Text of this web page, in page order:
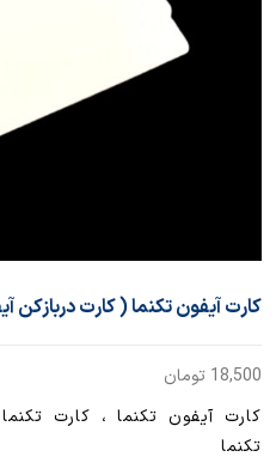
کارت آیفون تکنما ( کارت دربازکن
18,500 تومان
کارت آیفون تکنما ، کارت
تکنما